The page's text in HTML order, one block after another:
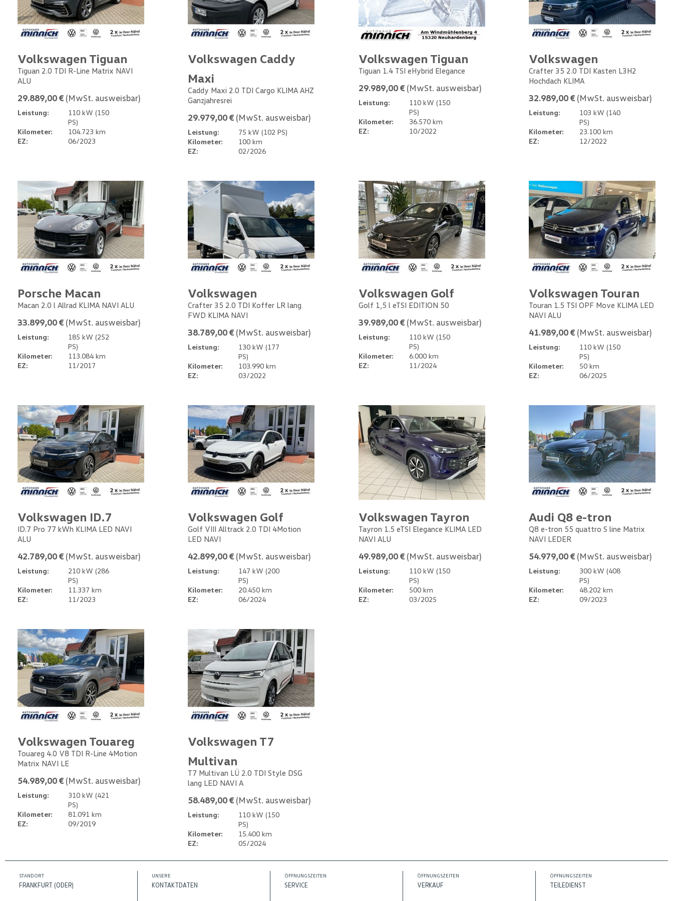
Volkswagen Tiguan
Tiguan 2.0 TDI R-Line Matrix NAVI
ALU
29.889,00 € (MwSt. ausweisbar)
Leistung:
110 kW (150
PS)
Kilometer:
104.723 km
EZ:
06/2023
Volkswagen Caddy
Maxi
Caddy Maxi 2.0 TDI Cargo KLIMA AHZ
Ganzjahresrei
29.979,00 € (MwSt. ausweisbar)
Leistung:
75 kW (102 PS)
Kilometer:
100 km
EZ:
02/2026
Volkswagen Tiguan
Tiguan 1.4 TSI eHybrid Elegance
29.989,00 € (MwSt. ausweisbar)
Leistung:
110 kW (150
PS)
Kilometer:
36.570 km
EZ:
10/2022
Volkswagen
Crafter 35 2.0 TDI Kasten L3H2
Hochdach KLIMA
32.989,00 € (MwSt. ausweisbar)
Leistung:
103 kW (140
PS)
Kilometer:
23.100 km
EZ:
12/2022
Porsche Macan
Macan 2.0 l Allrad KLIMA NAVI ALU
33.899,00 € (MwSt. ausweisbar)
Leistung:
185 kW (252
PS)
Kilometer:
113.084 km
EZ:
11/2017
Volkswagen
Crafter 35 2.0 TDI Koffer LR lang
FWD KLIMA NAVI
38.789,00 € (MwSt. ausweisbar)
Leistung:
130 kW (177
PS)
Kilometer:
103.990 km
EZ:
03/2022
Volkswagen Golf
Golf 1,5 l eTSI EDITION 50
39.989,00 € (MwSt. ausweisbar)
Leistung:
110 kW (150
PS)
Kilometer:
6.000 km
EZ:
11/2024
Volkswagen Touran
Touran 1.5 TSI OPF Move KLIMA LED
NAVI ALU
41.989,00 € (MwSt. ausweisbar)
Leistung:
110 kW (150
PS)
Kilometer:
50 km
EZ:
06/2025
Volkswagen ID.7
ID.7 Pro 77 kWh KLIMA LED NAVI
ALU
42.789,00 € (MwSt. ausweisbar)
Leistung:
210 kW (286
PS)
Kilometer:
11.337 km
EZ:
11/2023
Volkswagen Golf
Golf VIII Alltrack 2.0 TDI 4Motion
LED NAVI
42.899,00 € (MwSt. ausweisbar)
Leistung:
147 kW (200
PS)
Kilometer:
20.450 km
EZ:
06/2024
Volkswagen Tayron
Tayron 1.5 eTSI Elegance KLIMA LED
NAVI ALU
49.989,00 € (MwSt. ausweisbar)
Leistung:
110 kW (150
PS)
Kilometer:
500 km
EZ:
03/2025
Audi Q8 e-tron
Q8 e-tron 55 quattro S line Matrix
NAVI LEDER
54.979,00 € (MwSt. ausweisbar)
Leistung:
300 kW (408
PS)
Kilometer:
48.202 km
EZ:
09/2023
Volkswagen Touareg
Touareg 4.0 V8 TDI R-Line 4Motion
Matrix NAVI LE
54.989,00 € (MwSt. ausweisbar)
Leistung:
310 kW (421
PS)
Kilometer:
81.091 km
EZ:
09/2019
Volkswagen T7
Multivan
T7 Multivan LÜ 2.0 TDI Style DSG
lang LED NAVI A
58.489,00 € (MwSt. ausweisbar)
Leistung:
110 kW (150
PS)
Kilometer:
15.400 km
EZ:
05/2024
STANDORT
FRANKFURT (ODER)
UNSERE
KONTAKTDATEN
ÖFFNUNGSZEITEN
SERVICE
ÖFFNUNGSZEITEN
VERKAUF
ÖFFNUNGSZEITEN
TEILEDIENST